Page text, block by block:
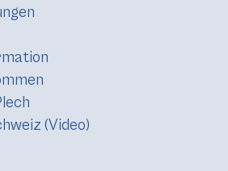
(Video)